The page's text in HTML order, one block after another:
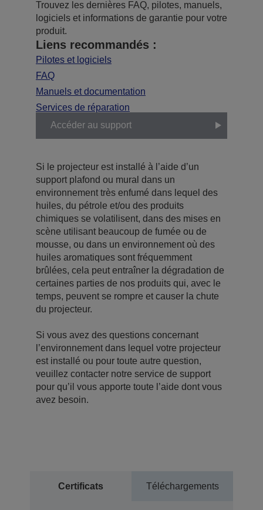
Trouvez les dernières FAQ, pilotes, manuels,
logiciels et informations de garantie pour votre
produit.
Liens recommandés :
Pilotes et logiciels
FAQ
Manuels et documentation
Services de réparation
Accéder au support
Si le projecteur est installé à l’aide d’un
support plafond ou mural dans un
environnement très enfumé dans lequel des
huiles, du pétrole et/ou des produits
chimiques se volatilisent, dans des mises en
scène utilisant beaucoup de fumée ou de
mousse, ou dans un environnement où des
huiles aromatiques sont fréquemment
brûlées, cela peut entraîner la dégradation de
certaines parties de nos produits qui, avec le
temps, peuvent se rompre et causer la chute
du projecteur.
Si vous avez des questions concernant
l’environnement dans lequel votre projecteur
est installé ou pour toute autre question,
veuillez contacter notre service de support
pour qu’il vous apporte toute l’aide dont vous
avez besoin.
Certificats Téléchargements